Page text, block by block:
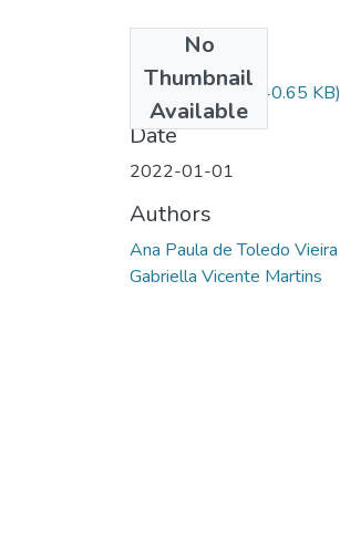
No
Thumbnail
Available
ARTIGO 2.pdf(340.65 KB)
Date
2022-01-01
Authors
Ana Paula de Toledo Vieira
Gabriella Vicente Martins